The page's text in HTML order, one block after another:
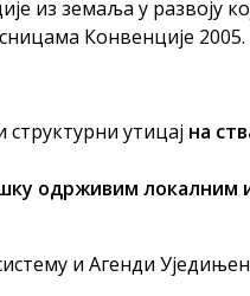
из земаља у развоју
Конвенције 2005.
утицај на
одрживим локалним
и Агенди